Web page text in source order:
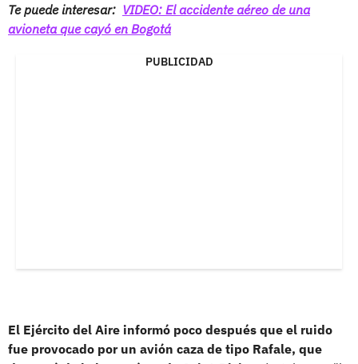
Te puede interesar: VIDEO: El accidente aéreo de una
avioneta que cayó en Bogotá
PUBLICIDAD
El Ejército del Aire informó poco después que el ruido
fue provocado por un avión caza de tipo Rafale, que